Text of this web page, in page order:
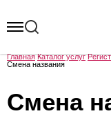
Главная Каталог услуг
Смена названия
Смена